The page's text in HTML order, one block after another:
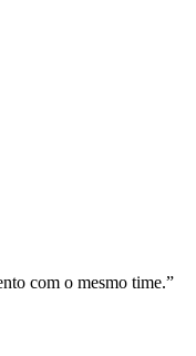
com o mesmo time.”